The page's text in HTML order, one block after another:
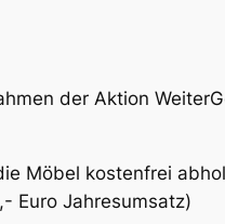
der Aktion
Möbel kostenfrei
Euro Jahresumsatz)